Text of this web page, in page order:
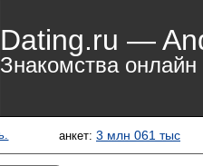
Dating.ru —
Знакомства онлайн
анкет: 3 млн 061 тыс